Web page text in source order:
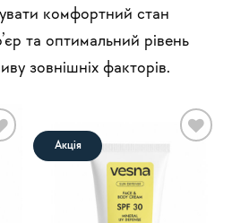
комфортний стан
та оптимальний рівень
зовнішніх факторів.
Акція